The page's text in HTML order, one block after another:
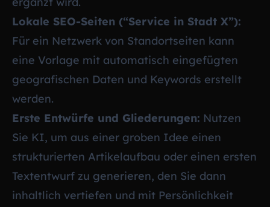
Lokale SEO-Seiten (“Service in Stadt X”):
Für ein Netzwerk von Standortseiten kann
eine Vorlage mit automatisch eingefügten
geografischen Daten und Keywords erstellt
werden.
Erste Entwürfe und Gliederungen: Nutzen
Sie KI, um aus einer groben Idee einen
strukturierten Artikelaufbau oder einen ersten
Textentwurf zu generieren, den Sie dann
inhaltlich vertiefen und mit Persönlichkeit